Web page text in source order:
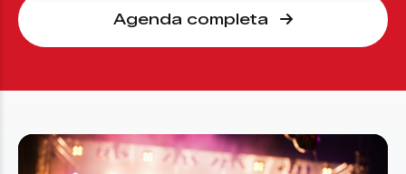
Agenda completa